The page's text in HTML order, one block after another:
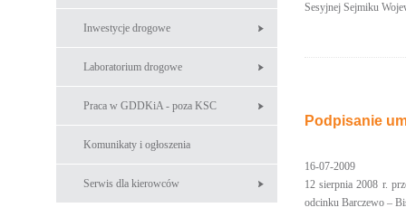
Inwestycje drogowe
Laboratorium drogowe
Praca w GDDKiA - poza KSC
Komunikaty i ogłoszenia
Serwis dla kierowców
Sesyjnej Sejmiku
Podpisanie
16-07-2009
12 sierpnia 2008 r.
odcinku Barczewo –